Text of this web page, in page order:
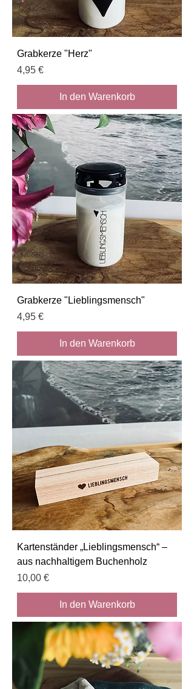
Grabkerze "Herz"
Preis
4,95 €
In den Warenkorb
Grabkerze "Lieblingsmensch"
Preis
4,95 €
In den Warenkorb
Kartenständer „Lieblingsmensch“ –
aus nachhaltigem Buchenholz
Preis
10,00 €
In den Warenkorb